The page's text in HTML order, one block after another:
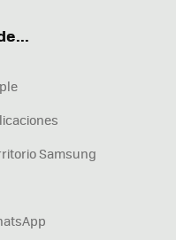
Samsung